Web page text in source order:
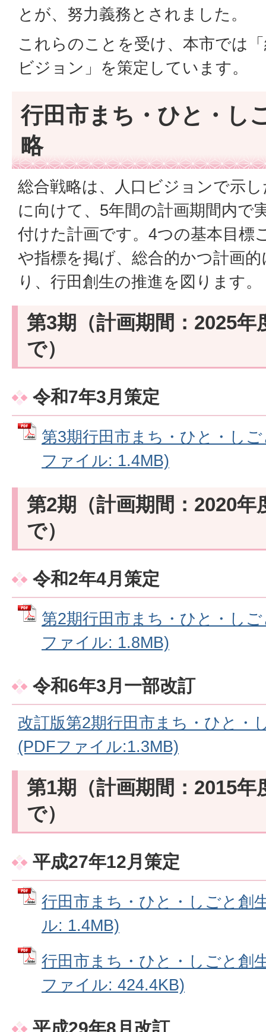
とが、努力義務とされました。
これらのことを受け、本市では
ビジョン」を策定しています。
行田市まち・ひと・し
略
総合戦略は、人口ビジョンで示
に向けて、5年間の計画期間内で
付けた計画です。4つの基本目標
や指標を掲げ、総合的かつ計画
り、行田創生の推進を図ります。
第3期（計画期間：2025年
で）
令和7年3月策定
第3期行田市まち・ひと・し
ファイル: 1.4MB)
第2期（計画期間：2020年
で）
令和2年4月策定
第2期行田市まち・ひと・し
ファイル: 1.8MB)
令和6年3月一部改訂
改訂版第2期行田市まち・ひと・
(PDFファイル:1.3MB)
第1期（計画期間：2015年
で）
平成27年12月策定
行田市まち・ひと・しごと創
ル: 1.4MB)
行田市まち・ひと・しごと創
ファイル: 424.4KB)